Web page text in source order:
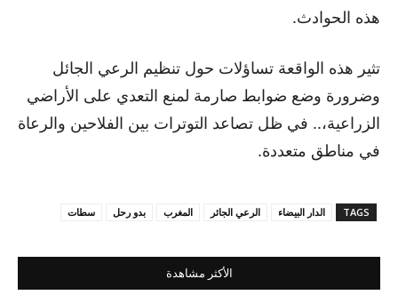
هذه الحوادث.
تثير هذه الواقعة تساؤلات حول تنظيم الرعي الجائل
وضرورة وضع ضوابط صارمة لمنع التعدي على الأراضي
الزراعية،.. في ظل تصاعد التوترات بين الفلاحين والرعاة
في مناطق متعددة.
TAGS الدار البيضاء الرعي الجائر المغرب بدو رحل سطات
الأكثر مشاهدة